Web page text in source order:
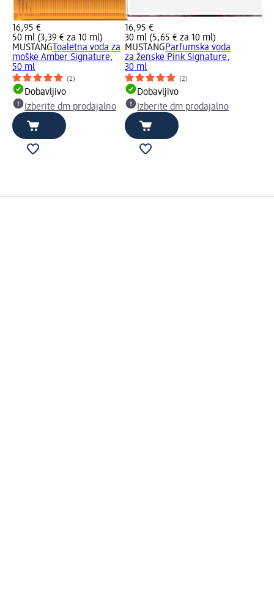
16,95 €
50 ml (3,39 € za 10 ml)
MUSTANG Toaletna voda za
moške Amber Signature,
50 ml
(2)
Dobavljivo
Izberite dm prodajalno
16,95 €
30 ml (5,65 € za 10 ml)
MUSTANGParfumska voda
za ženske Pink Signature,
30 ml
(2)
Dobavljivo
Izberite dm prodajalno